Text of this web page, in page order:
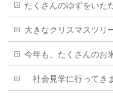
たくさんのゆずをいた
大きなクリスマスツリ
今年も、たくさんのお
社会見学に行ってき